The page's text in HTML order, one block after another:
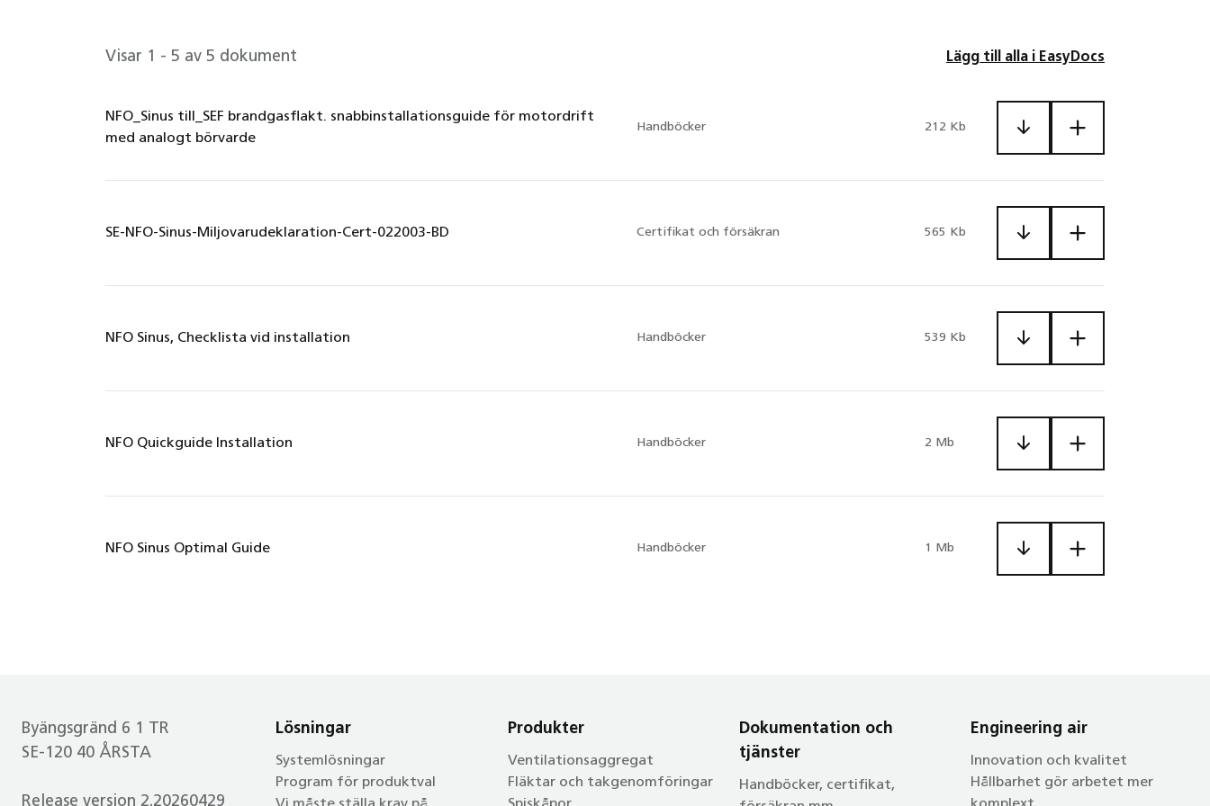
Visar 1 - 5 av 5 dokument Lägg till alla i EasyDocs
NFO_Sinus till_SEF brandgasflakt. snabbinstallationsguide för motordrift
med analogt börvarde
Handböcker 212 Kb
SE-NFO-Sinus-Miljovarudeklaration-Cert-022003-BD Certifikat och försäkran 565 Kb
NFO Sinus, Checklista vid installation Handböcker 539 Kb
NFO Quickguide Installation Handböcker 2 Mb
NFO Sinus Optimal Guide Handböcker 1 Mb
Byängsgränd 6 1 TR
SE-120 40 ÅRSTA
Release version 2.20260429
Lösningar
Systemlösningar
Program för produktval
Produkter
Ventilationsaggregat
Fläktar och takgenomföringar
Dokumentation och
tjänster
Handböcker, certifikat,
Engineering air
Innovation och kvalitet
Hållbarhet gör arbetet mer